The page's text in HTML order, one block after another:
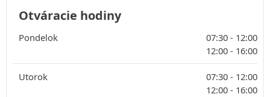
Otváracie hodiny
Pondelok 07:30 - 12:00
12:00 - 16:00
Utorok 07:30 - 12:00
12:00 - 16:00